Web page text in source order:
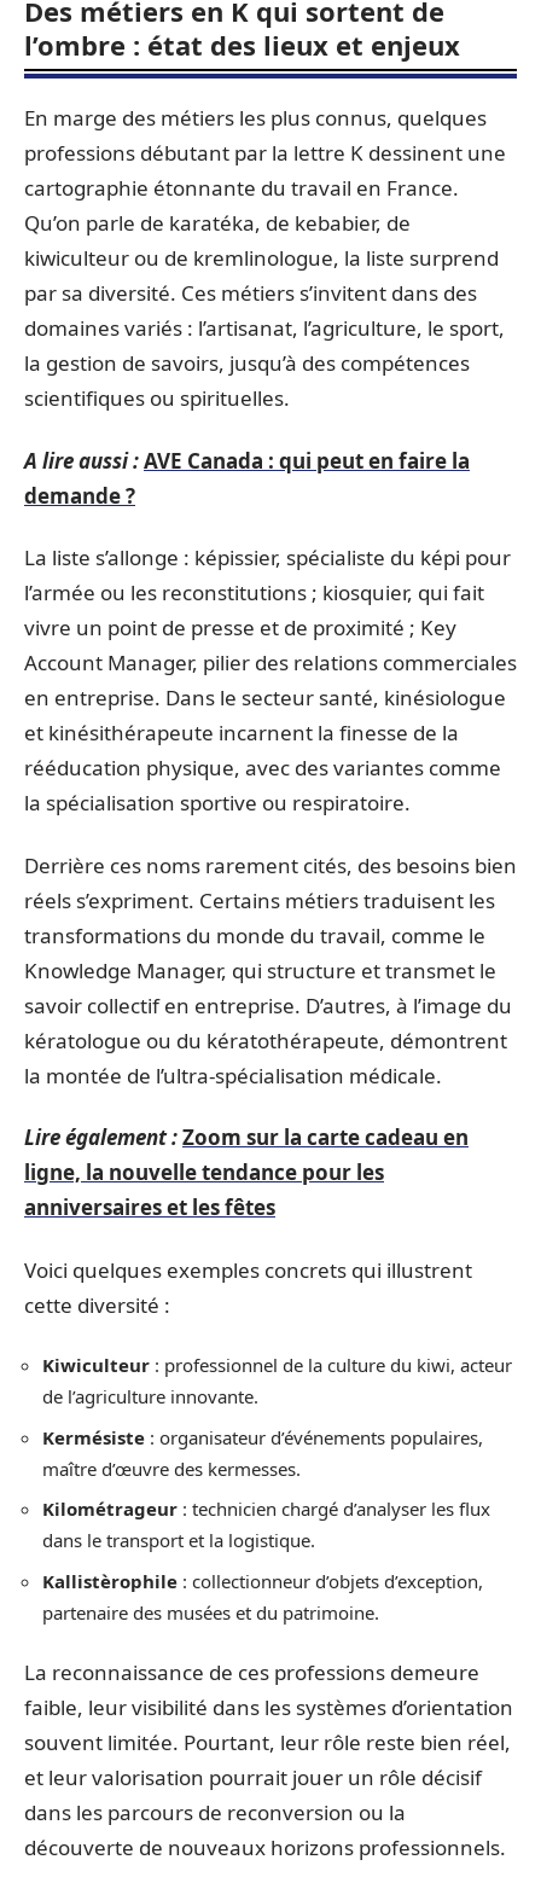
Des métiers en K qui sortent de
l’ombre : état des lieux et enjeux
En marge des métiers les plus connus, quelques
professions débutant par la lettre K dessinent une
cartographie étonnante du travail en France.
Qu’on parle de karatéka, de kebabier, de
kiwiculteur ou de kremlinologue, la liste surprend
par sa diversité. Ces métiers s’invitent dans des
domaines variés : l’artisanat, l’agriculture, le sport,
la gestion de savoirs, jusqu’à des compétences
scientifiques ou spirituelles.
A lire aussi :AVE Canada : qui peut en faire la
demande ?
La liste s’allonge : képissier, spécialiste du képi pour
l’armée ou les reconstitutions ; kiosquier, qui fait
vivre un point de presse et de proximité ; Key
Account Manager, pilier des relations commerciales
en entreprise. Dans le secteur santé, kinésiologue
et kinésithérapeute incarnent la finesse de la
rééducation physique, avec des variantes comme
la spécialisation sportive ou respiratoire.
Derrière ces noms rarement cités, des besoins bien
réels s’expriment. Certains métiers traduisent les
transformations du monde du travail, comme le
Knowledge Manager, qui structure et transmet le
savoir collectif en entreprise. D’autres, à l’image du
kératologue ou du kératothérapeute, démontrent
la montée de l’ultra-spécialisation médicale.
Lire également :Zoom sur la carte cadeau en
ligne, la nouvelle tendance pour les
anniversaires et les fêtes
Voici quelques exemples concrets qui illustrent
cette diversité :
Kiwiculteur : professionnel de la culture du kiwi, acteur
de l’agriculture innovante.
Kermésiste : organisateur d’événements populaires,
maître d’œuvre des kermesses.
Kilométrageur : technicien chargé d’analyser les flux
dans le transport et la logistique.
Kallistèrophile : collectionneur d’objets d’exception,
partenaire des musées et du patrimoine.
La reconnaissance de ces professions demeure
faible, leur visibilité dans les systèmes d’orientation
souvent limitée. Pourtant, leur rôle reste bien réel,
et leur valorisation pourrait jouer un rôle décisif
dans les parcours de reconversion ou la
découverte de nouveaux horizons professionnels.